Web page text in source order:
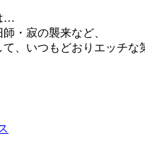
…
・寂の襲来など、
、いつもどおりエッチな